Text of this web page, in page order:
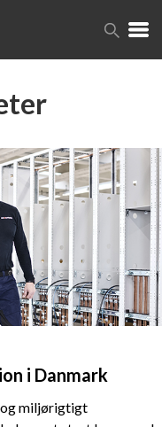
i Danmark
og miljørigtigt